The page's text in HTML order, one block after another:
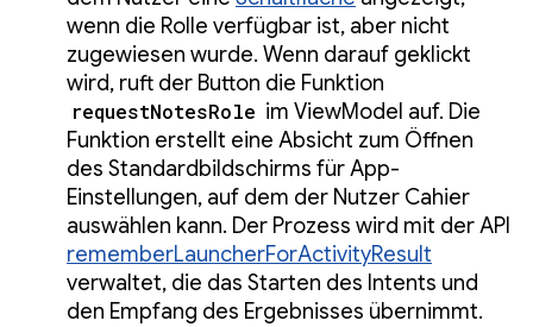
wenn die Rolle verfügbar ist, aber nicht
zugewiesen wurde. Wenn darauf geklickt
wird, ruft der Button die Funktion
requestNotesRole im ViewModel auf. Die
Funktion erstellt eine Absicht zum Öffnen
des Standardbildschirms für App-
Einstellungen, auf dem der Nutzer Cahier
auswählen kann. Der Prozess wird mit der API
rememberLauncherForActivityResult
verwaltet, die das Starten des Intents und
den Empfang des Ergebnisses übernimmt.